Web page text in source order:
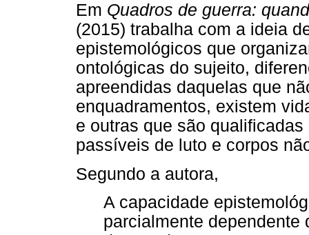
Em Quadros de guerra:
(2015) trabalha com a ideia
epistemológicos que
ontológicas do sujeito,
apreendidas daquelas que
enquadramentos, existem
e outras que são
passíveis de luto e corpos
Segundo a autora,
A capacidade
parcialmente dependente